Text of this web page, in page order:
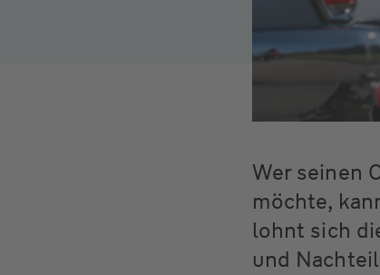
Wer seinen
möchte,
lohnt sich
und